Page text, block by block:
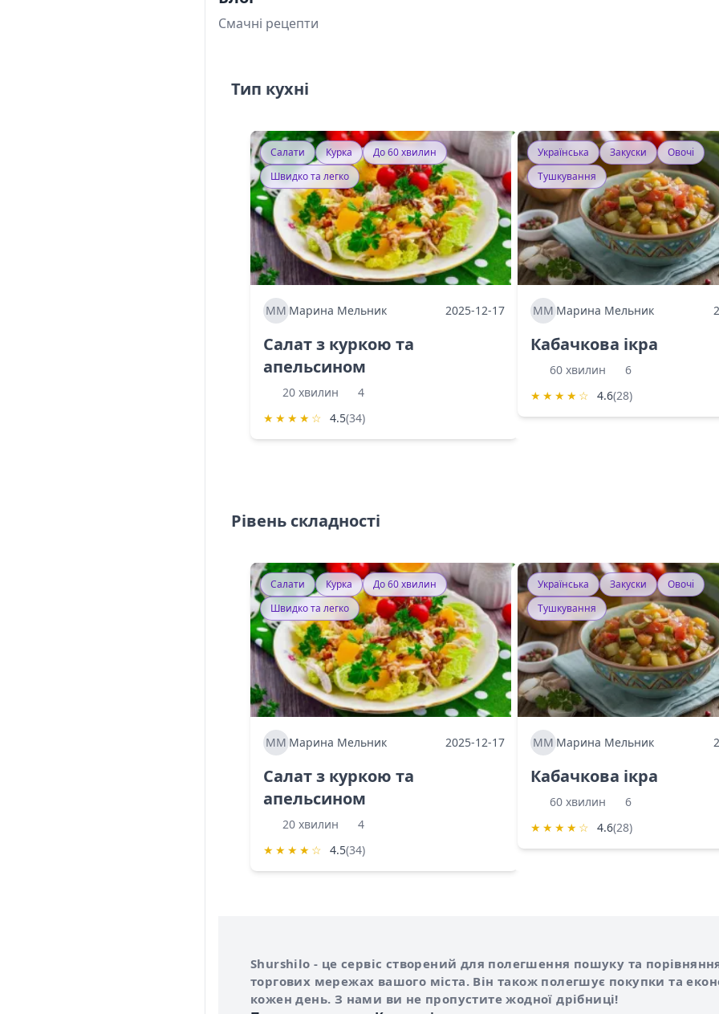
Смачні рецепти
Тип кухні
Салати Курка
До 60 хвилин
Швидко та легко
ММ Марина Мельник 2025-12-17
Салат з куркою та
апельсином
20 хвилин
4
★ ★ ★ ★ ☆ 4.5(34)
Українська Закуски
Овочі
Тушкування
ММ Марина Мельник
Кабачкова ікра
60 хвилин
6
★ ★ ★ ★ ☆ 4.6(28)
Рівень складності
Салати Курка
До 60 хвилин
Швидко та легко
ММ Марина Мельник 2025-12-17
Салат з куркою та
апельсином
20 хвилин
4
★ ★ ★ ★ ☆ 4.5(34)
Українська Закуски
Овочі
Тушкування
ММ Марина Мельник
Кабачкова ікра
60 хвилин
6
★ ★ ★ ★ ☆ 4.6(28)
Про сервіс Shurshilo
Shurshilo - це сервіс створений для полегшення пошуку та
торгових мережах вашого міста. Він також полегшує покупки та
кожен день. З нами ви не пропустите жодної дрібниці!